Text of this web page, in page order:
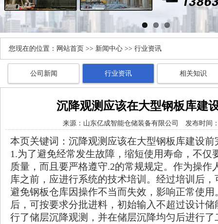
您现在的位置： 网站首页 >> 新闻中心 >> 行业资讯
公司新闻 行业资讯 相关知识
沉降观测应该在大型钢板库建
来源： 山东亿成智能仓储装备有限公司 发布时间
本页关键词：沉降观测应该在大型钢板库建设前
1.为了避免经常发生故障，缩短使用寿命，不仅
质量，而且要严格遵守.2的常规规定。作为操作
库之前，应进行系统的技术培训。经过培训后
避免钢板仓库因操作不当而失效，影响正常使用
后，可按要求分批进料，初始输入不超过设计储
行了储层沉降观测，并在储层沉降均匀后进行